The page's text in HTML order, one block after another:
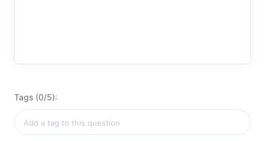
Tags (0/5):